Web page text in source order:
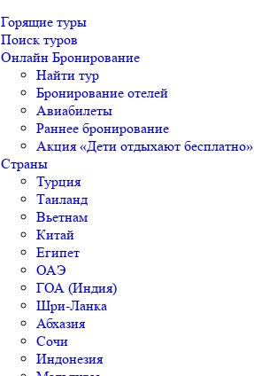
Горящие туры
Поиск туров
Онлайн Бронирование
Найти тур
Бронирование отелей
Авиабилеты
Раннее бронирование
Акция «Дети отдыхают бесплатно»
Страны
Турция
Таиланд
Вьетнам
Китай
Египет
ОАЭ
ГОА (Индия)
Шри-Ланка
Абхазия
Сочи
Индонезия